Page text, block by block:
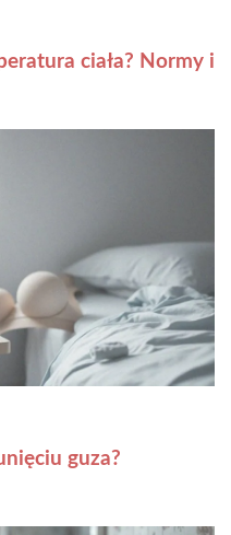
ciała? Normy i
guza?